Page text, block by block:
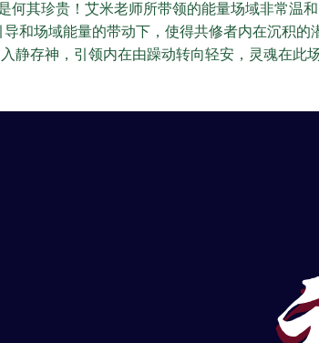
其珍贵！艾米老师所带领的能量场域非常温
和场域能量的带动下，使得共修者内在沉积
存神，引领内在由躁动转向轻安，灵魂在